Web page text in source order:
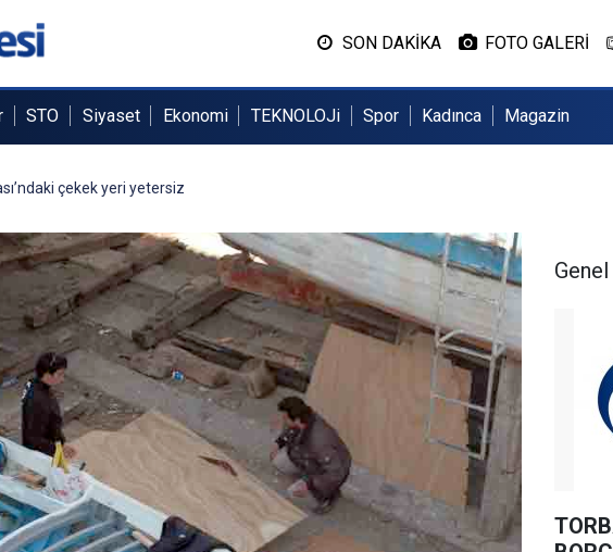
SON DAKİKA FOTO GALERİ
STO Siyaset Ekonomi TEKNOLOJi Spor Kadınca Magazin
çekek yeri yetersiz
Genel